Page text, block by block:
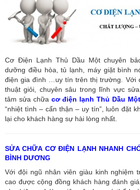
Cơ Điện Lạnh Thủ Dầu Một chuyên
dưỡng điều hòa, tủ lạnh, máy giặt bình
điện gia đình …uy tín trên thị trường. Với
thuật giỏi, chuyên sâu trong lĩnh vực
tâm sửa chữa cơ điện lạnh Thủ Dầu Một
“nhiệt tình – cẩn thận – uy tín”, luôn đặt
lại cho khách hàng sự hài lòng nhất.
SỬA CHỮA CƠ ĐIỆN LẠNH NHANH
BÌNH DƯƠNG
Với đội ngũ nhân viên giàu kinh nghiệm
cao được cộng đồng khách hàng đánh